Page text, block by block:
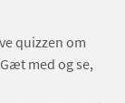
quizzen om
med og se,